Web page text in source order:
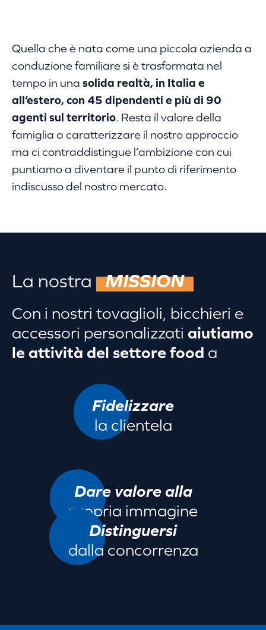
Quella che è nata come una piccola azienda a
conduzione familiare si è trasformata nel
tempo in una solida realtà, in Italia e
all’estero, con 45 dipendenti e più di 90
agenti sul territorio. Resta il valore della
famiglia a caratterizzare il nostro approccio
ma ci contraddistingue l’ambizione con cui
puntiamo a diventare il punto di riferimento
indiscusso del nostro mercato.
La nostra MISSION
Con i nostri tovaglioli, bicchieri e
accessori personalizzati aiutiamo
le attività del settore food a
Fidelizzare
la clientela
Dare valore alla
propria immagine
Distinguersi
dalla concorrenza